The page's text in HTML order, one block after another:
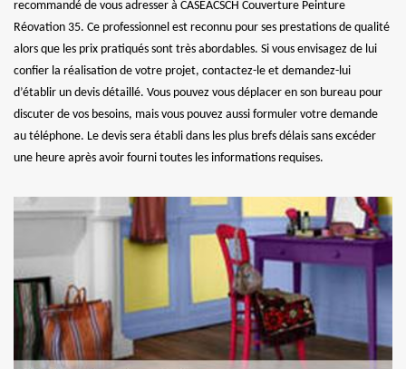
recommandé de vous adresser à CASEACSCH Couverture Peinture
Réovation 35. Ce professionnel est reconnu pour ses prestations de qualité
alors que les prix pratiqués sont très abordables. Si vous envisagez de lui
confier la réalisation de votre projet, contactez-le et demandez-lui
d’établir un devis détaillé. Vous pouvez vous déplacer en son bureau pour
discuter de vos besoins, mais vous pouvez aussi formuler votre demande
au téléphone. Le devis sera établi dans les plus brefs délais sans excéder
une heure après avoir fourni toutes les informations requises.